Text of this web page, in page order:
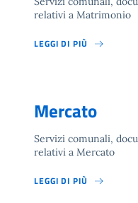
relativi a Matrimonio
LEGGI DI PIÙ
Mercato
Servizi comunali,
relativi a Mercato
LEGGI DI PIÙ